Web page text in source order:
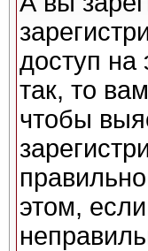
доступ
так, то
чтобы
этом,